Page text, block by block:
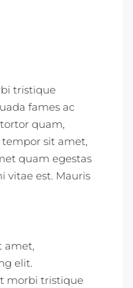
tristique
fames ac
quam,
sit amet,
quam egestas
vitae est. Mauris
amet,
elit.
morbi tristique